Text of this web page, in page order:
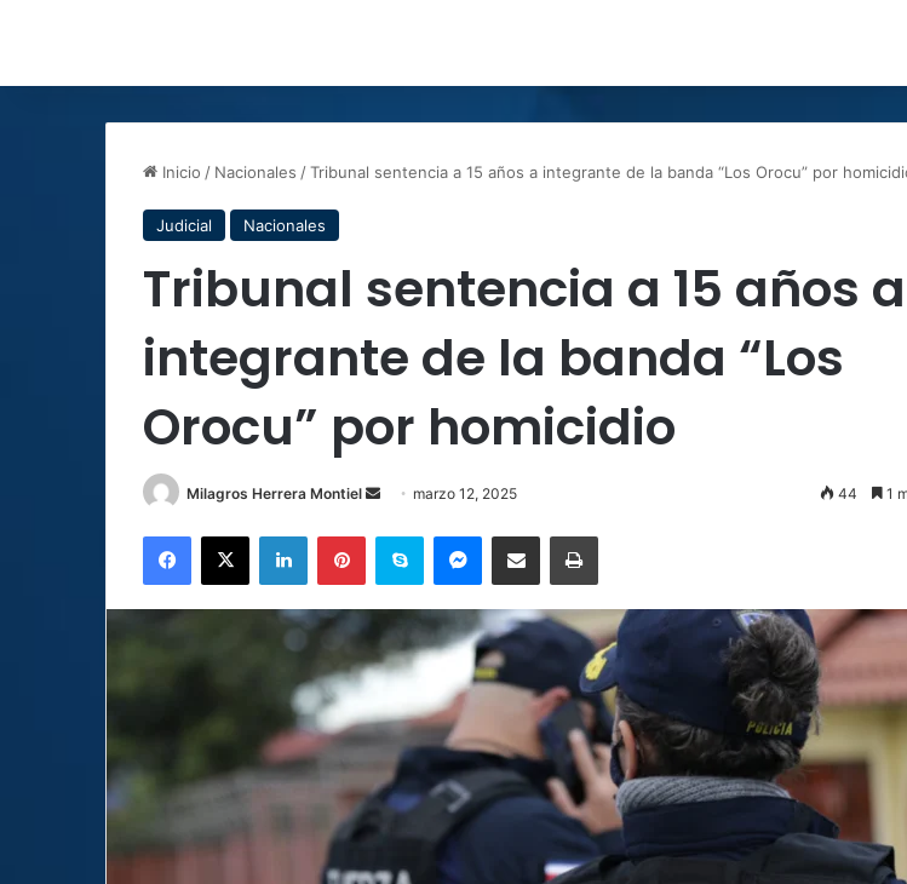
Inicio / Nacionales /Tribunal sentencia a 15 años a integrante de la banda “Los Orocu” por
Judicial Nacionales
Tribunal sentencia a 15 años a
integrante de la banda “Los
Orocu” por homicidio
Milagros Herrera Montiel
Send
email
marzo 12, 2025 44 1
Facebook
X LinkedInPinterestSkype MessengerCompartir por correo electrónicoImprimir